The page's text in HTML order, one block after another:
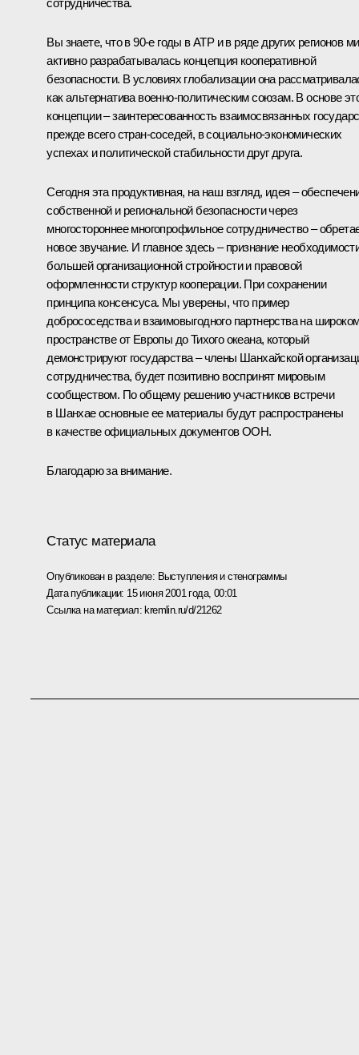
сотрудничества.
Вы знаете, что в 90-е годы в АТР и в ряде других регионов
активно разрабатывалась концепция кооперативной
безопасности. В условиях глобализации она
как альтернатива военно-политическим союзам. В основе
концепции – заинтересованность взаимосвязанных
прежде всего стран-соседей, в социально-экономических
успехах и политической стабильности друг друга.
Сегодня эта продуктивная, на наш взгляд, идея –
собственной и региональной безопасности через
многостороннее многопрофильное сотрудничество –
новое звучание. И главное здесь – признание
большей организационной стройности и правовой
оформленности структур кооперации. При сохранении
принципа консенсуса. Мы уверены, что пример
добрососедства и взаимовыгодного партнерства на
пространстве от Европы до Тихого океана, который
демонстрируют государства – члены Шанхайской
сотрудничества, будет позитивно воспринят мировым
сообществом. По общему решению участников встречи
в Шанхае основные ее материалы будут распространены
в качестве официальных документов ООН.
Благодарю за внимание.
Статус материала
Опубликован в разделе: Выступления и стенограммы
Дата публикации: 15 июня 2001 года, 00:01
Ссылка на материал:kremlin.ru/d/21262